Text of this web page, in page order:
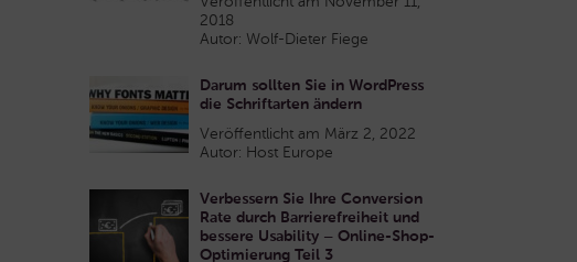
2018
Autor: Wolf-Dieter Fiege
Darum sollten Sie in WordPress
die Schriftarten ändern
Veröffentlicht am März 2, 2022
Autor: Host Europe
Verbessern Sie Ihre Conversion
Rate durch Barrierefreiheit und
bessere Usability – Online-Shop-
Optimierung Teil 3